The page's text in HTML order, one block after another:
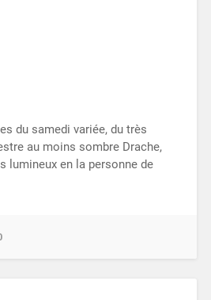
du samedi variée, du très
au moins sombre Drache,
lumineux en la personne de